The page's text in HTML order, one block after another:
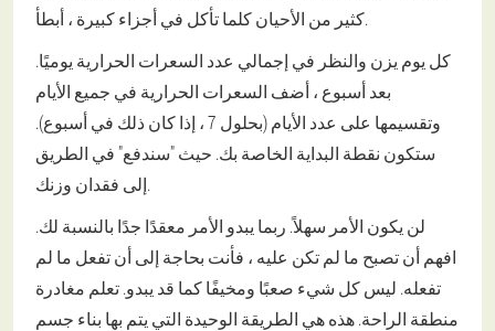
كثير من الأحيان كلما تأكل في أجزاء كبيرة ، أبطأ.
كل يوم يزن والنظر في إجمالي عدد السعرات الحرارية يوميًا.
بعد أسبوع ، أضف السعرات الحرارية في جميع الأيام
وتقسيمها على عدد الأيام (بحلول 7 ، إذا كان ذلك في أسبوع).
ستكون نقطة البداية الخاصة بك. حيث "سندفع" في الطريق
إلى فقدان وزنك.
لن يكون الأمر سهلاً. ربما يبدو الأمر معقدًا جدًا بالنسبة لك.
افهم أن تصبح ما لم تكن عليه ، فأنت بحاجة إلى أن تفعل ما لم
تفعله. ليس كل شيء صعبًا ومخيفًا كما قد يبدو. تعلم مغادرة
منطقة الراحة. هذه هي الطريقة الوحيدة التي يتم بها بناء جسم